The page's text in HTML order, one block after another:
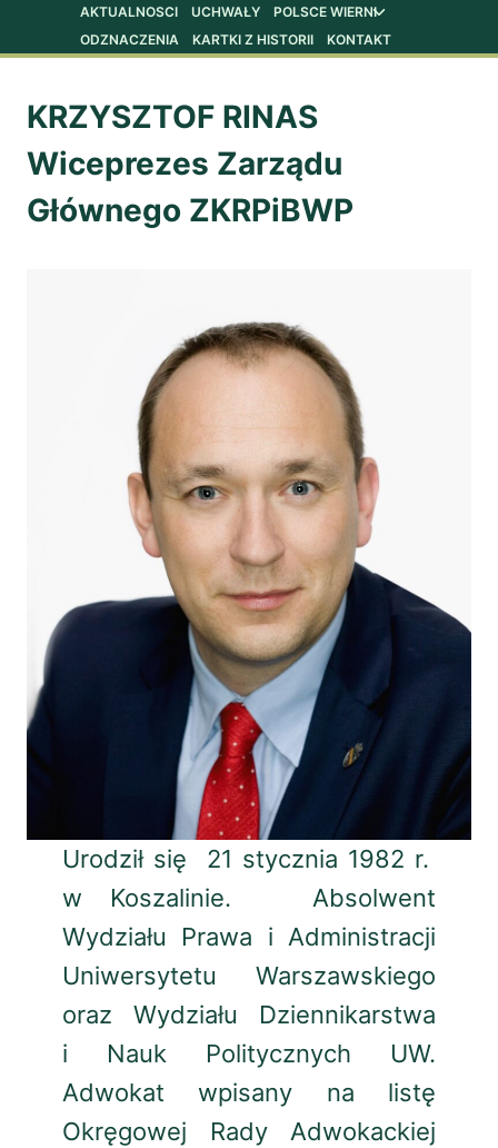
AKTUALNOSCI
UCHWAŁY POLSCE WIERNI
menu
podrzędne
ODZNACZENIA KARTKI Z HISTORII KONTAKT
KRZYSZTOF RINAS
Wiceprezes Zarządu
Głównego ZKRPiBWP
Urodził się 21 stycznia 1982 r.
w Koszalinie. Absolwent
Wydziału Prawa i Administracji
Uniwersytetu Warszawskiego
oraz Wydziału Dziennikarstwa
i Nauk Politycznych UW.
Adwokat wpisany na listę
Okręgowej Rady Adwokackiej